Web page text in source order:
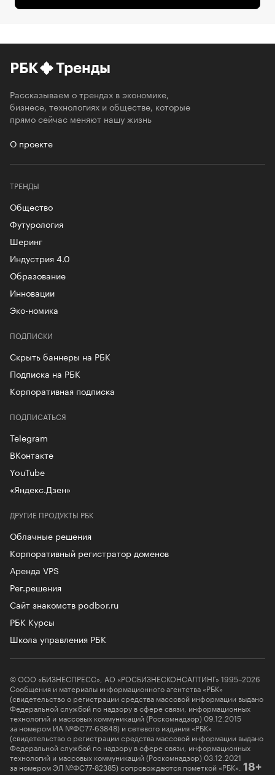
РБК Тренды
Рассказываем о трендах в экономике,
бизнесе, технологиях и обществе, которые
прямо сейчас меняют нашу жизнь
О проекте
ТРЕНДЫ
Общество
Футурология
Шеринг
Индустрия 4.0
Образование
Инновации
Эко-номика
ПОДПИСКИ
Скрыть баннеры на РБК
Подписка на РБК
Корпоративная подписка
ДРУГИЕ ПРОДУКТЫ РБК
Облачные решения
Корпоративный регистратор доменов
Аренда VPS
Рег.решения
Сайт знакомств podbor.ru
РБК Курсы
Школа управления РБК
ПОДПИСАТЬСЯ
Telegram
ВКонтакте
YouTube
«Яндекс.Дзен»
© ООО «БИЗНЕСПРЕСС», АО «РОСБИЗНЕСКОНСАЛТИНГ» 1995–2026
Сообщения и материалы информационного агентства «РБК»
(свидетельство о регистрации средства массовой информации выдано
Федеральной службой по надзору в сфере связи, информационных
технологий и массовых коммуникаций (Роскомнадзор) 09.12.2015
за номером ИА №ФС77-63848) и сетевого издания «РБК»
(свидетельство о регистрации средства массовой информации выдано
Федеральной службой по надзору в сфере связи, информационных
технологий и массовых коммуникаций (Роскомнадзор) 03.12.2021
за номером ЭЛ №ФС77-82385) сопровождаются пометкой «РБК». 18+